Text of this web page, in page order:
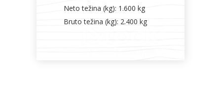
Neto težina (kg): 1.600 kg
Bruto težina (kg): 2.400 kg